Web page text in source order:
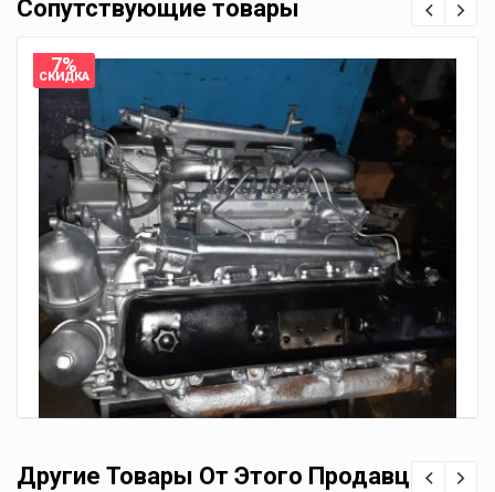
Сопутствующие товары
7%
СКИДКА
Другие Товары От Этого Продавца